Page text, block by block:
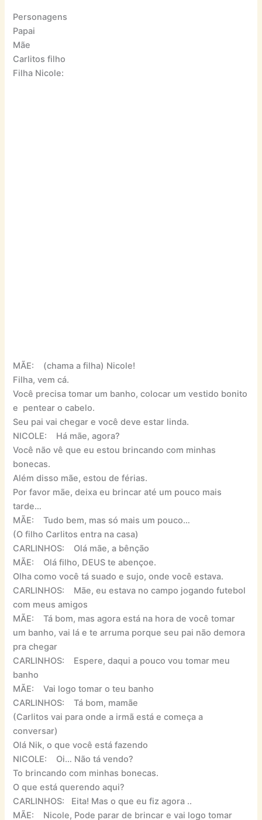
Personagens
Papai
Mãe
Carlitos filho
Filha Nicole:
MÃE: (chama a filha) Nicole!
Filha, vem cá.
Você precisa tomar um banho, colocar um vestido bonito
e pentear o cabelo.
Seu pai vai chegar e você deve estar linda.
NICOLE: Há mãe, agora?
Você não vê que eu estou brincando com minhas
bonecas.
Além disso mãe, estou de férias.
Por favor mãe, deixa eu brincar até um pouco mais
tarde…
MÃE: Tudo bem, mas só mais um pouco…
(O filho Carlitos entra na casa)
CARLINHOS: Olá mãe, a bênção
MÃE: Olá filho, DEUS te abençoe.
Olha como você tá suado e sujo, onde você estava.
CARLINHOS: Mãe, eu estava no campo jogando futebol
com meus amigos
MÃE: Tá bom, mas agora está na hora de você tomar
um banho, vai lá e te arruma porque seu pai não demora
pra chegar
CARLINHOS: Espere, daqui a pouco vou tomar meu
banho
MÃE: Vai logo tomar o teu banho
CARLINHOS: Tá bom, mamãe
(Carlitos vai para onde a irmã está e começa a
conversar)
Olá Nik, o que você está fazendo
NICOLE: Oi… Não tá vendo?
To brincando com minhas bonecas.
O que está querendo aqui?
CARLINHOS: Eita! Mas o que eu fiz agora ..
MÃE: Nicole, Pode parar de brincar e vai logo tomar